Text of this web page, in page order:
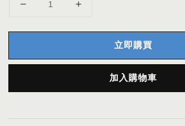
立即購買
加入購物車